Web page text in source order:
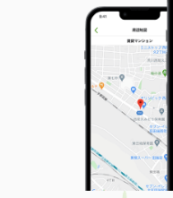
間取り
長崎県長崎市万屋町
価 格
住 所
専有面積
間取り
長崎県長崎市梅香崎町